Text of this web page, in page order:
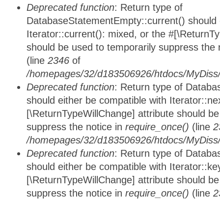
Deprecated function: Return type of
DatabaseStatementEmpty::current()
Iterator::current(): mixed, or the
should be used to temporarily suppress
(line 2346 of
/homepages/32/d183506926/htdocs/
Deprecated function: Return type of
should either be compatible with
[\ReturnTypeWillChange] attribute should
suppress the notice in require_once() (line
/homepages/32/d183506926/htdocs/
Deprecated function: Return type of
should either be compatible with
[\ReturnTypeWillChange] attribute should
suppress the notice in require_once() (line